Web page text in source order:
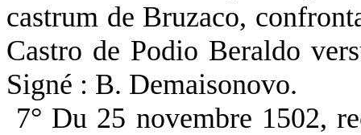
castrum de Bruzaco,
Castro de Podio Beraldo
Signé : B. Demaisonovo.
7° Du 25 novembre 1502,